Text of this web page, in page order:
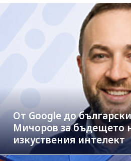
От Google до
Мичоров за бъдещето
изкуствения интелект